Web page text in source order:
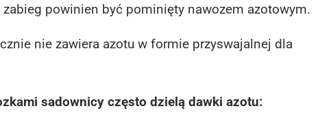
powinien być pominięty nawozem azotowym.
nie zawiera azotu w formie przyswajalnej dla
sadownicy często dzielą dawki azotu: